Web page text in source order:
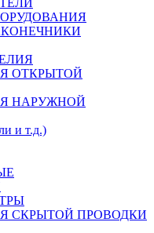
ОТКРЫТОЙ
НАРУЖНОЙ
и т.д.)
СКРЫТОЙ ПРОВОДКИ